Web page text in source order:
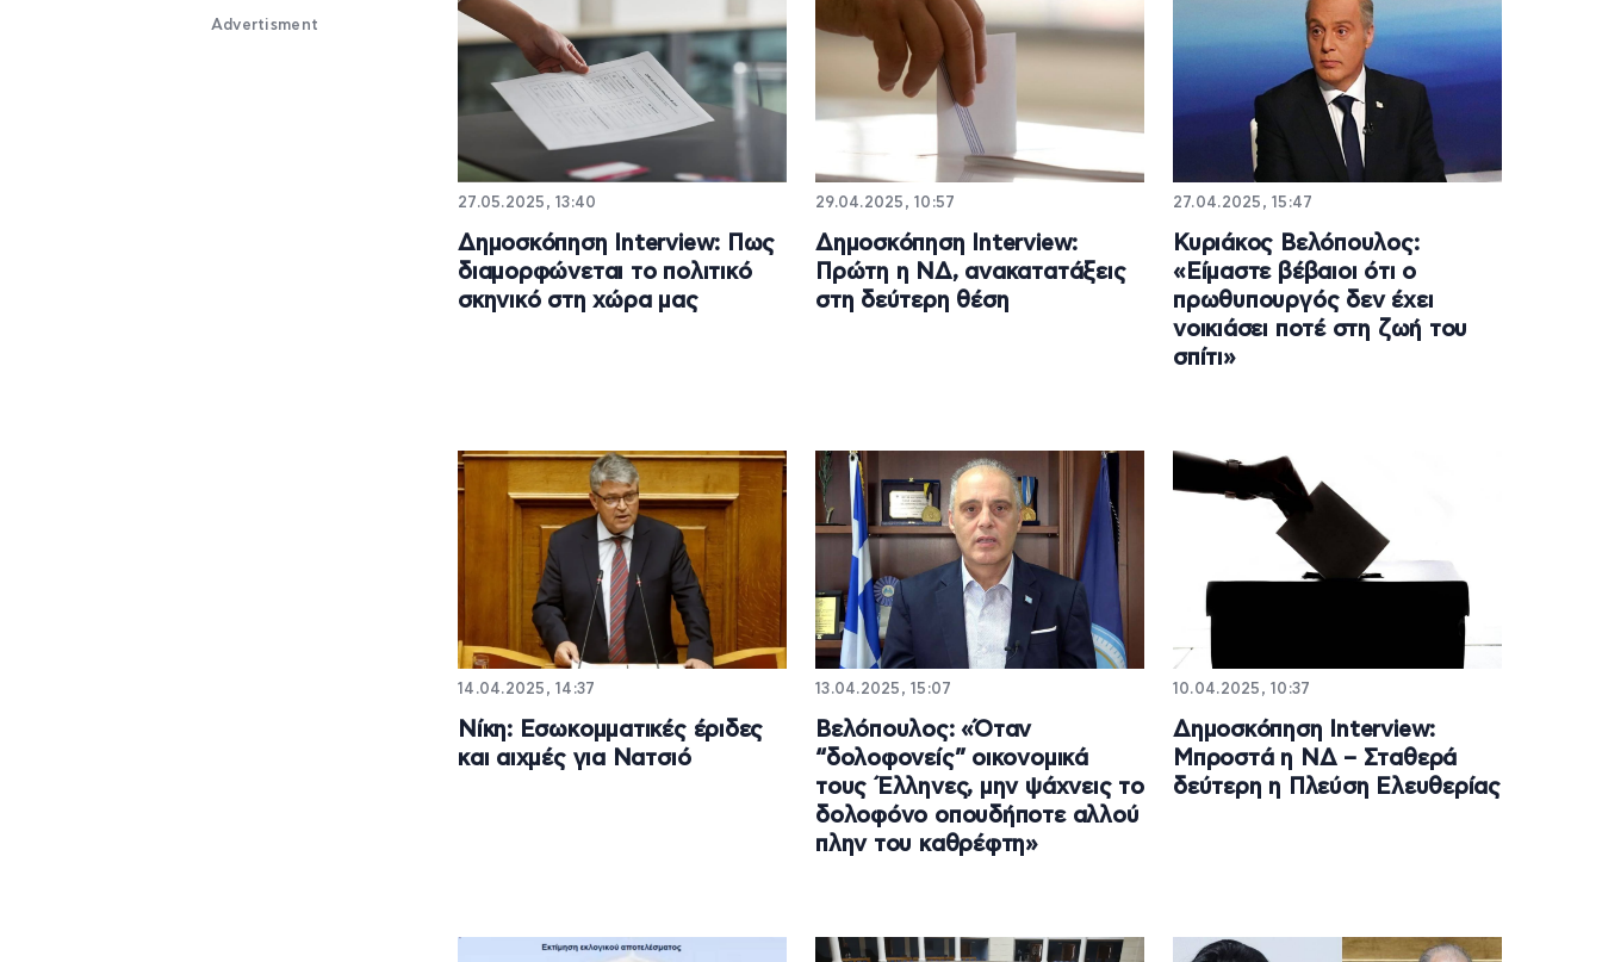
Advertisment
27.05.2025, 13:40
Δημοσκόπηση Interview: Πως
διαμορφώνεται το πολιτικό
σκηνικό στη χώρα μας
29.04.2025, 10:57
Δημοσκόπηση Interview:
Πρώτη η ΝΔ, ανακατατάξεις
στη δεύτερη θέση
27.04.2025, 15:47
Κυριάκος Βελόπουλος:
«Είμαστε βέβαιοι ότι ο
πρωθυπουργός δεν έχει
νοικιάσει ποτέ στη ζωή του
σπίτι»
14.04.2025, 14:37
Νίκη: Εσωκομματικές έριδες
και αιχμές για Νατσιό
13.04.2025, 15:07
Βελόπουλος: «Όταν
“δολοφονείς” οικονομικά
τους Έλληνες, μην ψάχνεις το
δολοφόνο οπουδήποτε αλλού
πλην του καθρέφτη»
10.04.2025, 10:37
Δημοσκόπηση Interview:
Μπροστά η ΝΔ – Σταθερά
δεύτερη η Πλεύση Ελευθερίας